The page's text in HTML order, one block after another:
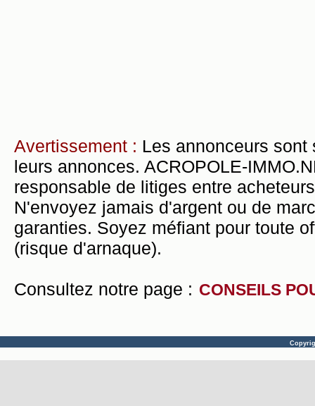
Avertissement : Les annonceurs
leurs annonces. ACROPOLE-
responsable de litiges entre
N'envoyez jamais d'argent ou de
garanties. Soyez méfiant pour toute
(risque d'arnaque).
Consultez notre page : CONSEILS